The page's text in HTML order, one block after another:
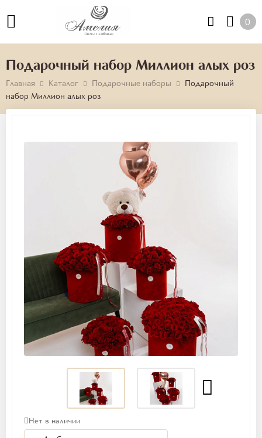
0
Подарочный набор Миллион алых роз
Главная Каталог Подарочные наборы
Подарочный
набор Миллион алых роз
Нет в наличии